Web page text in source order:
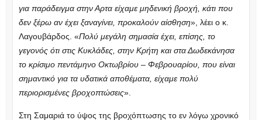
για παράδειγμα στην Αρτα είχαμε μηδενική βροχή, κάτι που
δεν ξέρω αν έχει ξαναγίνει, προκαλούν αίσθηση», λέει ο κ.
Λαγουβάρδος. «Πολύ μεγάλη σημασία έχει, επίσης, το
γεγονός ότι στις Κυκλάδες, στην Κρήτη και στα Δωδεκάνησα
το κρίσιμο πεντάμηνο Οκτωβρίου – Φεβρουαρίου, που είναι
σημαντικό για τα υδατικά αποθέματα, είχαμε πολύ
περιορισμένες βροχοπτώσεις».
Στη Σαμαριά το ύψος της βροχόπτωσης το εν λόγω χρονικό